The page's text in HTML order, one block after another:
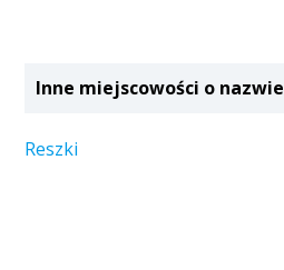
Inne miejscowości o nazwie
Reszki